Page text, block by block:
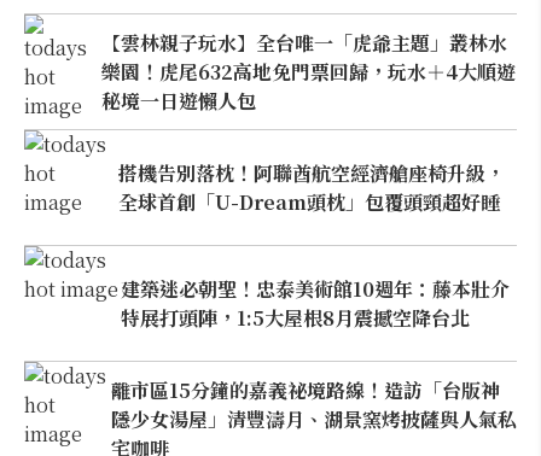
【雲林親子玩水】全台唯一「虎爺主題」叢林水
樂園！虎尾632高地免門票回歸，玩水＋4大順遊
秘境一日遊懶人包
搭機告別落枕！阿聯酋航空經濟艙座椅升級，
全球首創「U-Dream頭枕」包覆頭頸超好睡
建築迷必朝聖！忠泰美術館10週年：藤本壯介
特展打頭陣，1:5大屋根8月震撼空降台北
離市區15分鐘的嘉義祕境路線！造訪「台版神
隱少女湯屋」清豐濤月、湖景窯烤披薩與人氣私
宅咖啡